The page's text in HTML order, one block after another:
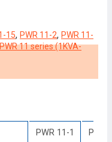
15, PWR 11-2, PWR 11-
11 series (1KVA-
PWR 11-1 PWR